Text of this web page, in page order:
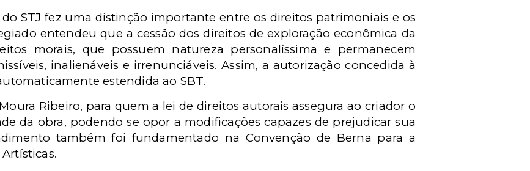
STJ fez uma distinção importante entre os direitos patrimoniais e os
entendeu que a cessão dos direitos de exploração econômica da
morais, que possuem natureza personalíssima e permanecem
inalienáveis e irrenunciáveis. Assim, a autorização concedida à
estendida ao SBT.
Ribeiro, para quem a lei de direitos autorais assegura ao criador o
da obra, podendo se opor a modificações capazes de prejudicar sua
também foi fundamentado na Convenção de Berna para a